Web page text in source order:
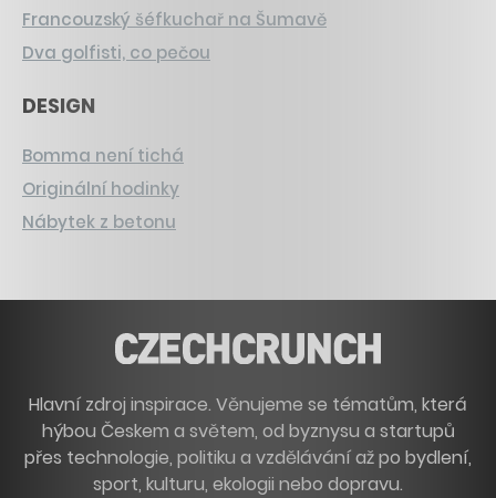
Francouzský šéfkuchař na Šumavě
Dva golfisti, co pečou
DESIGN
Bomma není tichá
Originální hodinky
Nábytek z betonu
Hlavní zdroj inspirace. Věnujeme se tématům, která
hýbou Českem a světem, od byznysu a startupů
přes technologie, politiku a vzdělávání až po bydlení,
sport, kulturu, ekologii nebo dopravu.